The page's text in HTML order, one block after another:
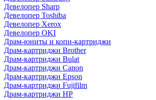
Девелопер Sharp
Девелопер Toshiba
Девелопер Xerox
Девелопер OKI
Драм-юниты и копи-картриджи
Драм-картриджи Brother
Драм-картриджи Bulat
Драм-картриджи Canon
Драм-картриджи Epson
Драм-картриджи Fujifilm
Драм-картриджи HP